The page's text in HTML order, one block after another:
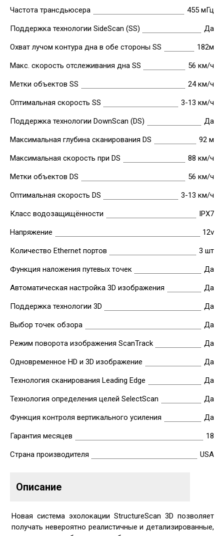
Частота трансдьюсера 455 мГц
Поддержка технологии SideScan (SS) Да
Охват лучом контура дна в обе стороны SS 182м
Макс. скорость отслеживания дна SS 56 км/ч
Метки объектов SS 24 км/ч
Оптимальная скорость SS 3-13 км/ч
Поддержка технологии DownScan (DS) Да
Максимальная глубина сканирования DS 92 м
Максимальная скорость при DS 88 км/ч
Метки объектов DS 56 км/ч
Оптимальная скорость DS 3-13 км/ч
Класс водозащищённости IPX7
Напряжение 12v
Количество Ethernet портов 3 шт
Функция наложения путевых точек Да
Автоматическая настройка 3D изображения Да
Поддержка технологии 3D Да
Выбор точек обзора Да
Режим поворота изображения ScanTrack Да
Одновременное HD и 3D изображение Да
Технология сканирования Leading Edge Да
Технология определения целей SelectScan Да
Функция контроля вертикального усиления Да
Гарантия месяцев 18
Страна производителя USA
Описание
Новая система эхолокации StructureScan 3D позволяет
получать невероятно реалистичные и детализированные,